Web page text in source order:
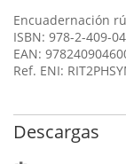
Encuadernación
ISBN: 978-2-409-
EAN:
Ref. ENI:
Descargas